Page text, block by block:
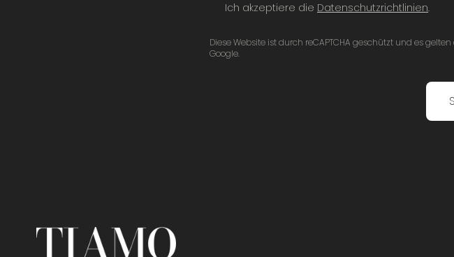
Ich akzeptiere die Datenschutzrichtlinien.
Diese Website ist durch reCAPTCHA geschützt und es
Google.